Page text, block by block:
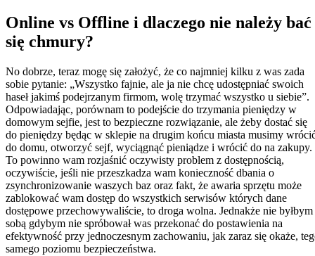
Online vs Offline i dlaczego nie należy bać
się chmury?
No dobrze, teraz mogę się założyć, że co najmniej kilku z was zada
sobie pytanie: „Wszystko fajnie, ale ja nie chcę udostępniać swoich
haseł jakimś podejrzanym firmom, wolę trzymać wszystko u siebie”.
Odpowiadając, porównam to podejście do trzymania pieniędzy w
domowym sejfie, jest to bezpieczne rozwiązanie, ale żeby dostać się
do pieniędzy będąc w sklepie na drugim końcu miasta musimy
do domu, otworzyć sejf, wyciągnąć pieniądze i wrócić do na zakupy.
To powinno wam rozjaśnić oczywisty problem z dostępnością,
oczywiście, jeśli nie przeszkadza wam konieczność dbania o
zsynchronizowanie waszych baz oraz fakt, że awaria sprzętu może
zablokować wam dostęp do wszystkich serwisów których dane
dostępowe przechowywaliście, to droga wolna. Jednakże nie byłbym
sobą gdybym nie spróbował was przekonać do postawienia na
efektywność przy jednoczesnym zachowaniu, jak zaraz się okaże,
samego poziomu bezpieczeństwa.